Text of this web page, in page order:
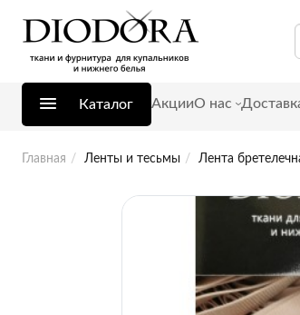
Каталог АкцииО нас
Главная Ленты и тесьмы Лента